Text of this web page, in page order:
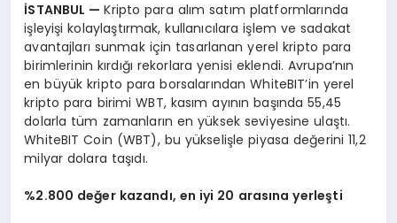
İSTANBUL —Kripto para alım satım platformlarında
işleyişi kolaylaştırmak, kullanıcılara işlem ve sadakat
avantajları sunmak için tasarlanan yerel kripto para
birimlerinin kırdığı rekorlara yenisi eklendi. Avrupa’nın
en büyük kripto para borsalarından WhiteBIT’in yerel
kripto para birimi WBT, kasım ayının başında 55,45
dolarla tüm zamanların en yüksek seviyesine ulaştı.
WhiteBIT Coin (WBT), bu yükselişle piyasa değerini 11,2
milyar dolara taşıdı.
%2.800 değer kazandı, en iyi 20 arasına yerleşti